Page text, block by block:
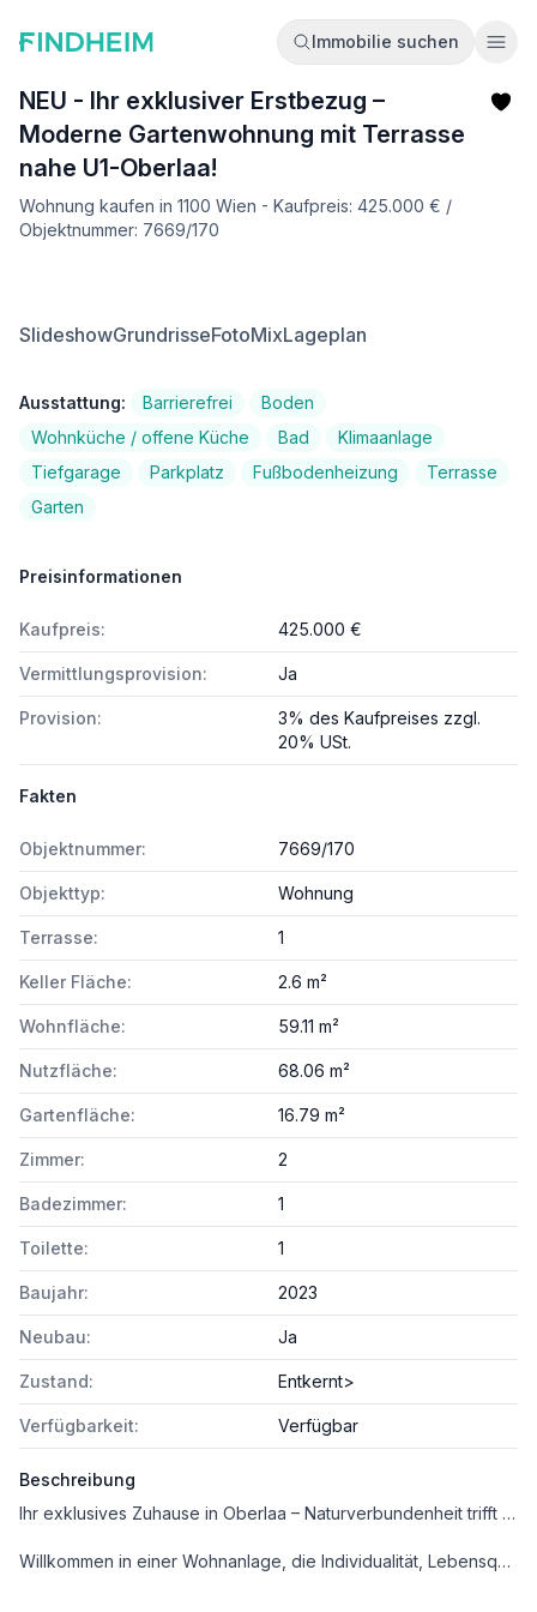
Immobilie suchen
NEU - Ihr exklusiver Erstbezug –
Moderne Gartenwohnung mit Terrasse
nahe U1-Oberlaa!
Wohnung kaufen in 1100 Wien - Kaufpreis: 425.000 € /
Objektnummer: 7669/170
SlideshowGrundrisseFotoMixLageplan
Ausstattung: Barrierefrei
Boden
Wohnküche / offene Küche
Bad
Klimaanlage
Tiefgarage
Parkplatz Fußbodenheizung
Terrasse
Garten
Preisinformationen
Kaufpreis: 425.000 €
Vermittlungsprovision: Ja
Provision:
3% des Kaufpreises zzgl.
20% USt.
Fakten
Objektnummer: 7669/170
Objekttyp: Wohnung
Terrasse: 1
Keller Fläche: 2.6 m²
Wohnfläche: 59.11 m²
Nutzfläche: 68.06 m²
Gartenfläche: 16.79 m²
Zimmer: 2
Badezimmer: 1
Toilette: 1
Baujahr: 2023
Neubau: Ja
Zustand: Entkernt>
Verfügbarkeit: Verfügbar
Beschreibung
Ihr exklusives Zuhause in Oberlaa – Naturverbundenheit trifft urbanen Komfort
Willkommen in einer Wohnanlage, die Individualität, Lebensqualität und Naturverbundenheit vereint. Hier erwartet Sie ein einzigartiges Wohngefühl – genießen Sie die Ruhe und Weite der Natur, während Sie gleichzeitig von der perfekten Anbindung an das pulsierende Stadtleben profitieren.